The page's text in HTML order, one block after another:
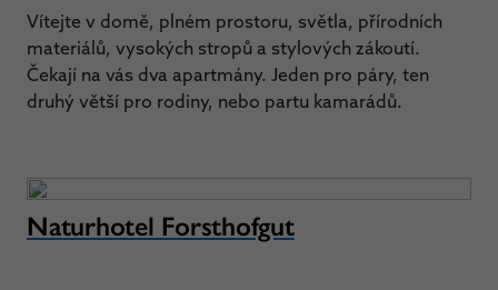
Vítejte v domě, plném prostoru, světla, přírodních
materiálů, vysokých stropů a stylových zákoutí.
Čekají na vás dva apartmány. Jeden pro páry, ten
druhý větší pro rodiny, nebo partu kamarádů.
Naturhotel Forsthofgut